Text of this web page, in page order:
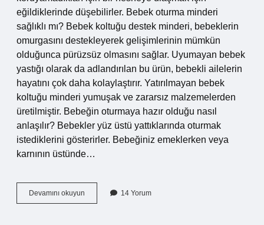
eğildiklerinde düşebilirler. Bebek oturma minderi
sağlıklı mı? Bebek koltuğu destek minderi, bebeklerin
omurgasını destekleyerek gelişimlerinin mümkün
olduğunca pürüzsüz olmasını sağlar. Uyumayan bebek
yastığı olarak da adlandırılan bu ürün, bebekli ailelerin
hayatını çok daha kolaylaştırır. Yatırılmayan bebek
koltuğu minderi yumuşak ve zararsız malzemelerden
üretilmiştir. Bebeğin oturmaya hazır olduğu nasıl
anlaşılır? Bebekler yüz üstü yattıklarında oturmak
istediklerini gösterirler. Bebeğiniz emeklerken veya
karnının üstünde…
Devamını okuyun
Oturma
14 Yorum